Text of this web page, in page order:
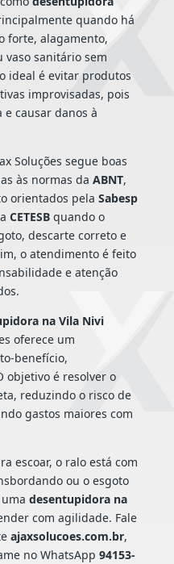
quando há
forte, alagamento,
vaso sanitário sem
ideal é evitar produtos
improvisadas, pois
causar danos à
Soluções segue boas
às normas da ABNT,
orientados pela Sabesp
CETESBquando o
descarte correto e
o atendimento é feito
e atenção
na Vila Nivi
oferece um
benefício,
objetivo é resolver o
reduzindo o risco de
gastos maiores com
escoar, o ralo está com
ou o esgoto
desentupidora na
com agilidade. Fale
ajaxsolucoes.com.br,
no WhatsApp 94153-